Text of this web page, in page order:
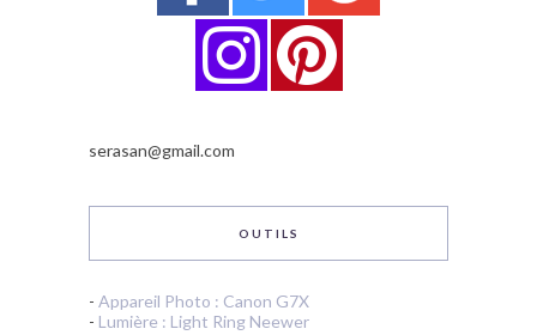
serasan@gmail.com
OUTILS
- Appareil Photo : Canon G7X
- Lumière : Light Ring Neewer